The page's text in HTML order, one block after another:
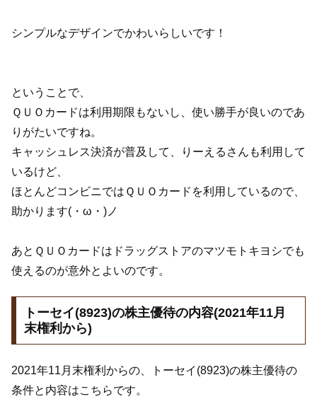
シンプルなデザインでかわいらしいです！
ということで、
ＱＵＯカードは利用期限もないし、使い勝手が良いのであ
りがたいですね。
キャッシュレス決済が普及して、りーえるさんも利用して
いるけど、
ほとんどコンビニではＱＵＯカードを利用しているので、
助かります(・ω・)ノ
あとＱＵＯカードはドラッグストアのマツモトキヨシでも
使えるのが意外とよいのです。
トーセイ(8923)の株主優待の内容(2021年11月
末権利から)
2021年11月末権利からの、トーセイ(8923)の株主優待の
条件と内容はこちらです。